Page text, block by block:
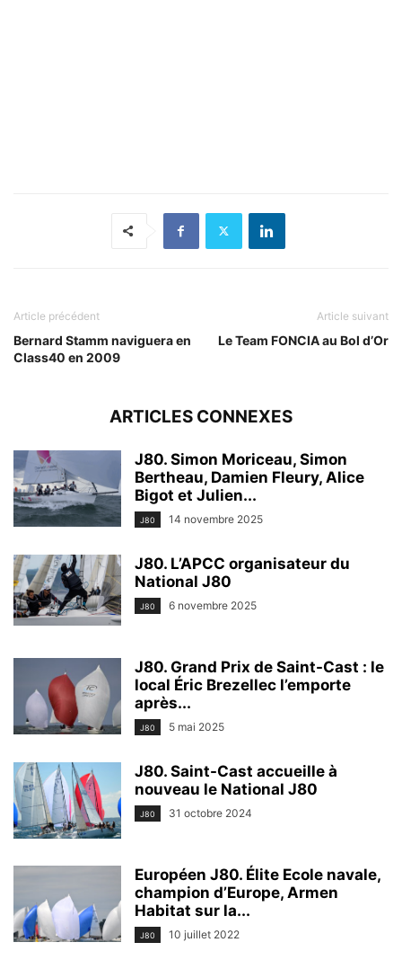
Article précédent
Bernard Stamm naviguera en
Class40 en 2009
Article suivant
Le Team FONCIA au Bol d’Or
ARTICLES CONNEXES
J80. Simon Moriceau, Simon
Bertheau, Damien Fleury, Alice
Bigot et Julien...
J80 14 novembre 2025
J80. L’APCC organisateur du
National J80
J80 6 novembre 2025
J80. Grand Prix de Saint-Cast : le
local Éric Brezellec l’emporte
après...
J80 5 mai 2025
J80. Saint-Cast accueille à
nouveau le National J80
J80 31 octobre 2024
Européen J80. Élite Ecole navale,
champion d’Europe, Armen
Habitat sur la...
J80 10 juillet 2022